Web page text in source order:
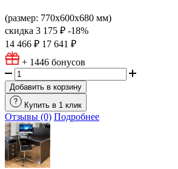
(размер: 770х600х680 мм)
скидка 3 175 ₽ -18%
14 466 ₽ 17 641 ₽
+ 1446 бонусов
Добавить в корзину
Купить в 1 клик
Отзывы (0) Подробнее